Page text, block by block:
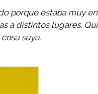
porque estaba muy
a distintos lugares.
suya.